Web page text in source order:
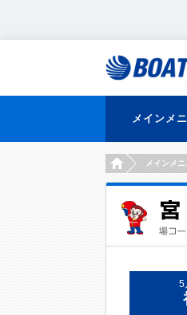
メインメ
HOMEメインメニ
5